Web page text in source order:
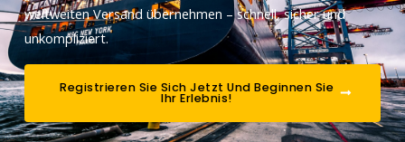
weltweiten Versand übernehmen – schnell, sicher und
unkompliziert.
Registrieren Sie Sich Jetzt Und Beginnen Sie
Ihr Erlebnis!